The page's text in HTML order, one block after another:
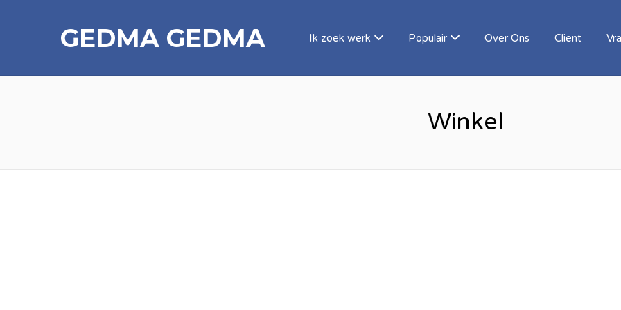
GEDMA GEDMA Ik zoek werk Populair Over Ons Client
Winkel